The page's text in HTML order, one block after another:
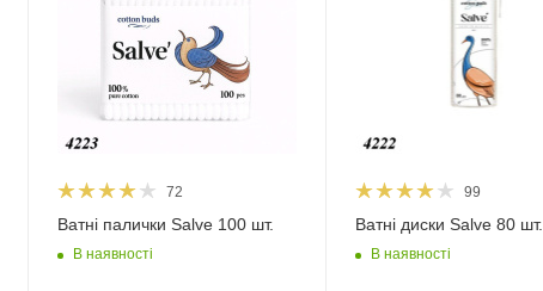
72
Ватні палички Salve 100 шт.
В наявності
99
Ватні диски Salve 80 шт.
В наявності